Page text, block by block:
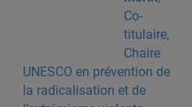
Co-
titulaire,
Chaire
UNESCO en prévention de
la radicalisation et de